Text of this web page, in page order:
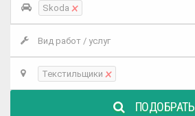
Skoda ×
Вид работ / услуг
Текстильщики ×
ПОДОБРАТЬ